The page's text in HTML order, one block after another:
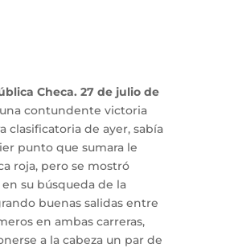
Checa. 27 de julio de
una contundente victoria
clasificatoria de ayer, sabía
punto que sumara le
roja, pero se mostró
su búsqueda de la
buenas salidas entre
en ambas carreras,
a la cabeza un par de